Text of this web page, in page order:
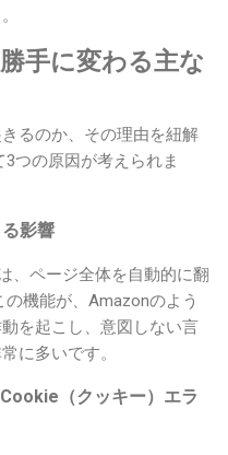
手に変わる主な
るのか、その理由を紐解
つの原因が考えられま
影響
、ページ全体を自動的に翻
機能が、Amazonのよう
を起こし、意図しない言
に多いです。
（クッキー）エラ